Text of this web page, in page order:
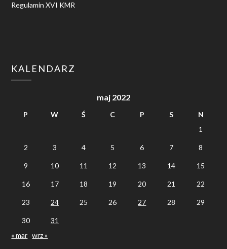
Regulamin XVI KMR
KALENDARZ
maj 2022
P W Ś C P S
N
1
2 3 4 5 6 7 8
9 10 11 12 13 14 15
16 17 18 19 20 21 22
23 24 25 26 27 28 29
30
31
« mar wrz »